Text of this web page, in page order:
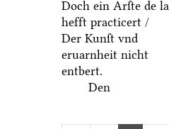
Doch ein Arſte de
hefft practicert /
Der Kunſt vnd
eruarnheit nicht
entbert.
Den